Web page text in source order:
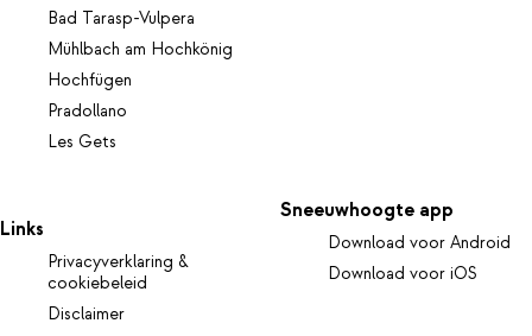
Bad Tarasp-Vulpera
Mühlbach am Hochkönig
Hochfügen
Pradollano
Les Gets
Links
Privacyverklaring &
cookiebeleid
Disclaimer
Sneeuwhoogte app
Download voor Android
Download voor iOS